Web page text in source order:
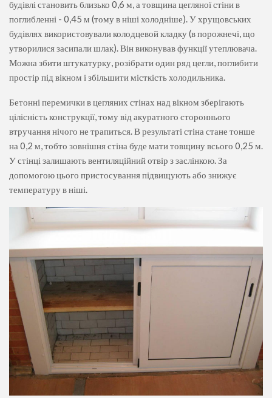
будівлі становить близько 0,6 м, а товщина цегляної стіни в
поглибленні - 0,45 м (тому в ніші холодніше). У хрущовських
будівлях використовували колодцевой кладку (в порожнечі, що
утворилися засипали шлак). Він виконував функції утеплювача.
Можна збити штукатурку, розібрати один ряд цегли, поглибити
простір під вікном і збільшити місткість холодильника.
Бетонні перемички в цегляних стінах над вікном зберігають
цілісність конструкції, тому від акуратного стороннього
втручання нічого не трапиться. В результаті стіна стане тонше
на 0,2 м, тобто зовнішня стіна буде мати товщину всього 0,25 м.
У стінці залишають вентиляційний отвір з заслінкою. За
допомогою цього пристосування підвищують або знижує
температуру в ніші.